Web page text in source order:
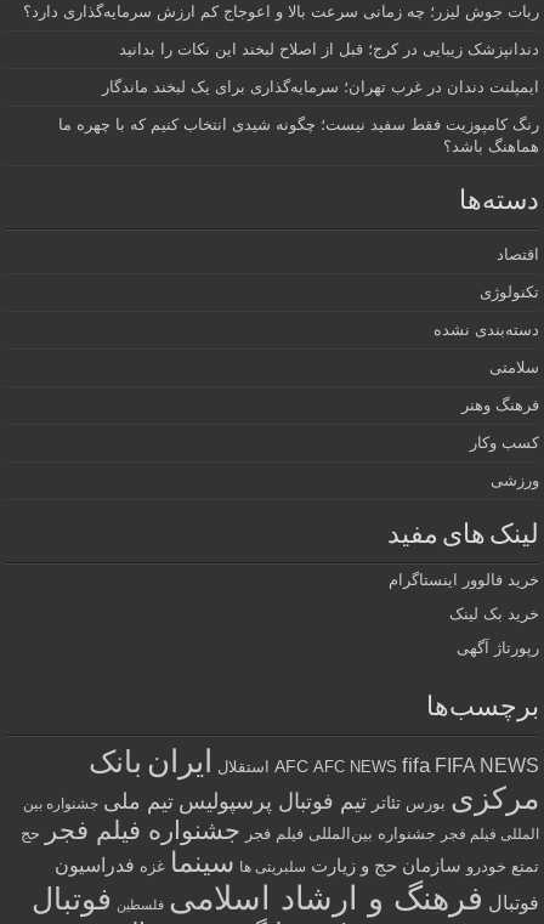
ربات جوش لیزر؛ چه زمانی سرعت بالا و اعوجاج کم ارزش سرمایه‌گذاری دارد؟
دندانپزشک زیبایی در کرج؛ قبل از اصلاح لبخند این نکات را بدانید
ایمپلنت دندان در غرب تهران؛ سرمایه‌گذاری برای یک لبخند ماندگار
رنگ کامپوزیت فقط سفید نیست؛ چگونه شیدی انتخاب کنیم که با چهره ما
هماهنگ باشد؟
دسته‌ها
اقتصاد
تکنولوژی
دسته‌بندی نشده
سلامتی
فرهنگ وهنر
کسب وکار
ورزشی
لینک های مفید
خرید فالوور اینستاگرام
خرید بک لینک
رپورتاژ آگهی
برچسب‌ها
AFC AFC NEWS fifa FIFA NEWS استقلال ایران بانک
مرکزی بورس تئاتر تیم فوتبال پرسپولیس تیم ملی جشنواره بین
المللی فیلم فجر جشنواره بین‌المللی فیلم فجر جشنواره فیلم فجر
حج
تمتع خودرو سازمان حج و زیارت سلبریتی ها سینما غزه فدراسیون
فوتبال فرهنگ و ارشاد اسلامی فلسطین فوتبال